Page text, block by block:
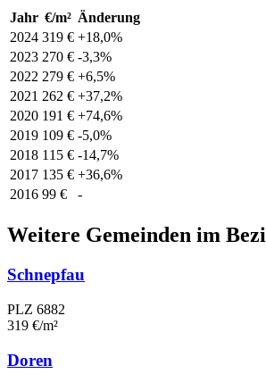
Jahr €/m² Änderung
2024 319 € +18,0%
2023 270 € -3,3%
2022 279 € +6,5%
2021 262 € +37,2%
2020 191 € +74,6%
2019 109 € -5,0%
2018 115 € -14,7%
2017 135 € +36,6%
2016 99 € -
Weitere Gemeinden im
Schnepfau
PLZ 6882
319 €/m²
Doren